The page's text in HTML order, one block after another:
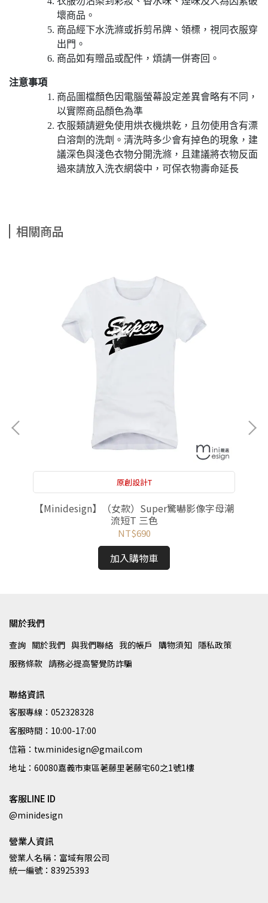
壞商品。
商品經下水洗滌或拆剪吊牌、領標，視同衣服穿
出門。
商品如有贈品或配件，煩請一併寄回。
注意事項
商品圖檔顏色因電腦螢幕設定差異會略有不同，
以實際商品顏色為準
衣服類請避免使用烘衣機烘乾，且勿使用含有漂
白溶劑的洗劑。清洗時多少會有掉色的現象，建
議深色與淺色衣物分開洗滌，且建議將衣物反面
過來請放入洗衣網袋中，可保衣物壽命延長
相關商品
原創設計T
【Minidesign】（女款）Super驚嚇影像字母潮
流短T 三色
NT$690
加入購物車
關於我們
查詢 關於我們 與我們聯絡 我的帳戶 購物須知 隱私政策
服務條款 請務必提高警覺防詐騙
聯絡資訊
客服專線：052328328
客服時間：10:00-17:00
信箱：tw.minidesign@gmail.com
地址：60080嘉義市東區荖藤里荖藤宅60之1號1樓
客服LINE ID
@minidesign
營業人資訊
營業人名稱：富域有限公司
統一編號：83925393